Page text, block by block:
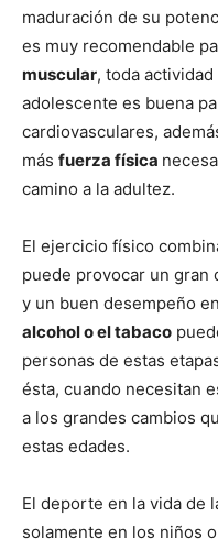
maduración de su
es muy recomendable
muscular, toda
adolescente es buena
cardiovasculares,
más fuerza física
camino a la adultez.
El ejercicio físico
puede provocar un gran
y un buen desempeño
alcohol o el tabaco
personas de estas
ésta, cuando necesitan
a los grandes cambios
estas edades.
El deporte en la vida de
solamente en los niños